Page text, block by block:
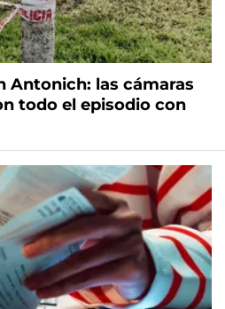
Antonich: las cámaras
todo el episodio con